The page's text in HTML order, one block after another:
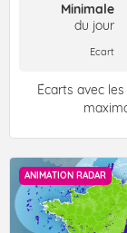
Minimale
du jour
Ecart
Écarts avec
ANIMATION RADAR